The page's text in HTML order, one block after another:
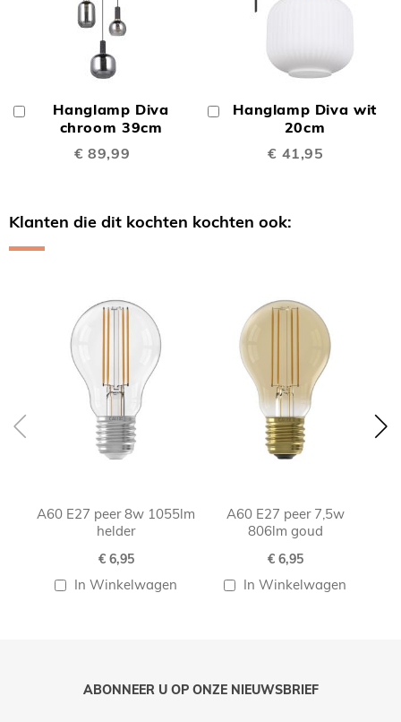
Hanglamp Diva
chroom 39cm
€ 89,99
Winkelwagen
Hanglamp Diva wit
20cm
€ 41,95
In
Winkelwagen
Klanten die dit kochten kochten ook:
A60 E27 peer 8w 1055lm
helder
€ 6,95
In Winkelwagen
A60 E27 peer 7,5w
806lm goud
€ 6,95
In Winkelwagen
ABONNEER U OP ONZE NIEUWSBRIEF